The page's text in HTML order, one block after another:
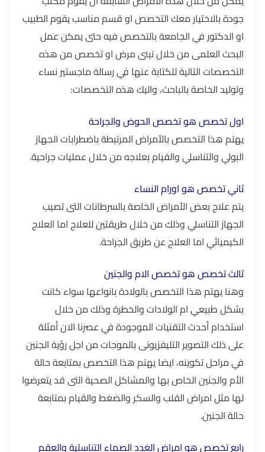
جودة بالاختيار معك التخصص او قسم مناسب يقوم الطبيب
او الدكتور في الجامعة بالتخصص فيه حتى يمكن عمل
البحث العلمى من خلال تبنى مرض او تخصص من هذه
التخصصات التالية للكتابة عنها في رسالة ماجستير نساء
وتوليد الخاصة بالباحث، واليك هذه التخصصات:
اول تخصص هو تخصص الحوض والجراحة
يهتم هذا التخصص بالأمراض المرتبطة باضطرابات الجهاز
البولي والتناسلي والقيام بعلاجه من خلال عمليات جراحية.
ثاني تخصص هو اورام النساء
يتم علاج بعض الأمراض الخاصة بالسرطانات التى تصيب
الجهاز التناسلي وذلك من خلال طريقتين للعلاج اما العلاج
الكيميائي اما العلاج عن طريق الجراحة.
ثالث تخصص هو تخصص الام والجنين
وهنا يهتم هذا التخصص بالولادة بانواعها سواء كانت
بشكل طبيعي ام الولادات والخطرة وذلك من خلال
استخدام أحدث التقنيات الموجودة في عصرنا الان أمثلة
على ذلك التصوير التليفزيونى بالموجات من اجل رؤية الجنين
في مراحل تكوينه، ايضا يهتم هذا التخصص بمتابعة حالة
الأم والجنين الخاص بها والمشاكل الصحية التى قد يتعرضوا
لها مثل امراض القلب والسكر والضغط والقيام بمتابعة
حالة الجنين.
رابع تخصص هو امراض الغدد الصماء التناسلية والعقم